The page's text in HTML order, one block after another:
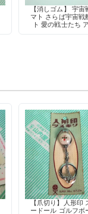
【消しゴム】 宇宙
マト さらば宇宙戦
ト 愛の戦士たち
【爪切り】人形印
ードール ゴルフボ